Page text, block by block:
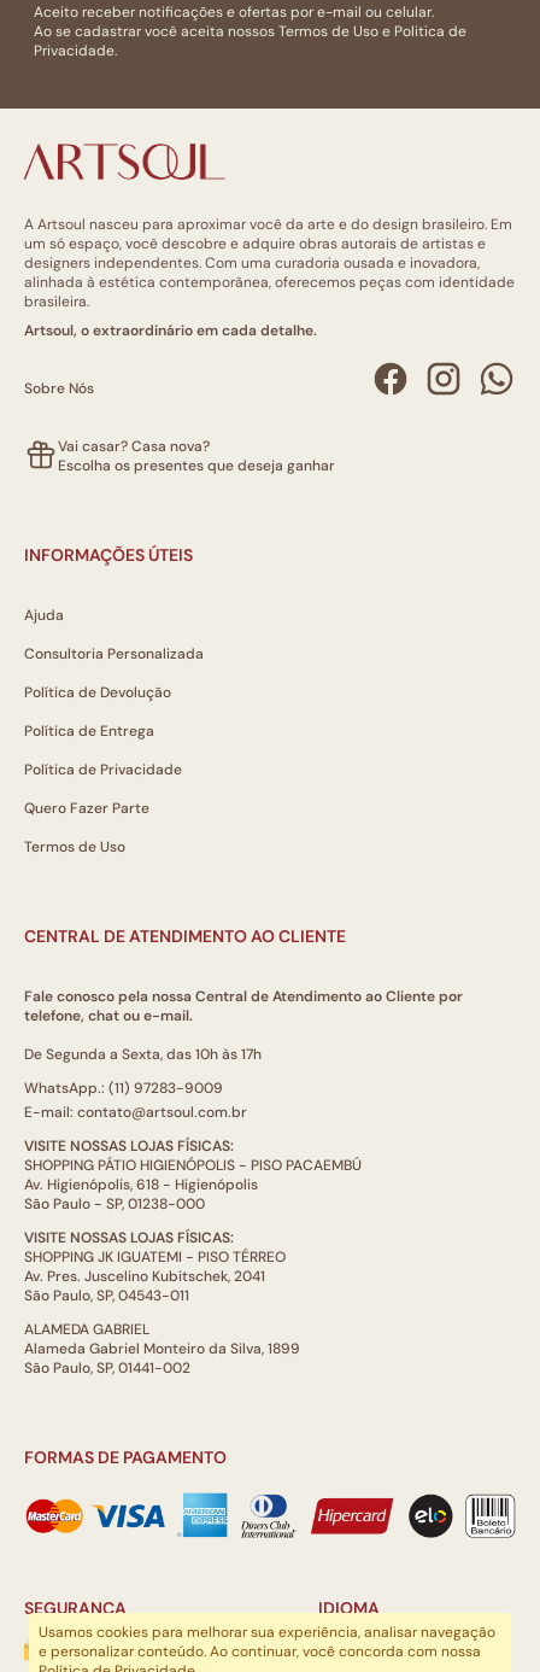
Aceito receber notificações e ofertas por e-mail ou celular.
Ao se cadastrar você aceita nossosTermos de Usoe Politica de
Privacidade.
A Artsoul nasceu para aproximar você da arte e do design brasileiro. Em
um só espaço, você descobre e adquire obras autorais de artistas e
designers independentes. Com uma curadoria ousada e inovadora,
alinhada à estética contemporânea, oferecemos peças com identidade
brasileira.
Artsoul, o extraordinário em cada detalhe.
Sobre Nós
Vai casar? Casa nova?
Escolha os presentes que deseja ganhar
INFORMAÇÕES ÚTEIS
Ajuda
Consultoria Personalizada
Política de Devolução
Política de Entrega
Política de Privacidade
Quero Fazer Parte
Termos de Uso
CENTRAL DE ATENDIMENTO AO CLIENTE
Fale conosco pela nossa Central de Atendimento ao Cliente por
telefone, chat ou e-mail.
De Segunda a Sexta, das 10h às 17h
WhatsApp.: (11) 97283-9009
E-mail: contato@artsoul.com.br
VISITE NOSSAS LOJAS FÍSICAS:
SHOPPING PÁTIO HIGIENÓPOLIS - PISO PACAEMBÚ
Av. Higienópolis, 618 - Higienópolis
São Paulo - SP, 01238-000
VISITE NOSSAS LOJAS FÍSICAS:
SHOPPING JK IGUATEMI - PISO TÉRREO
Av. Pres. Juscelino Kubitschek, 2041
São Paulo, SP, 04543-011
ALAMEDA GABRIEL
Alameda Gabriel Monteiro da Silva, 1899
São Paulo, SP, 01441-002
FORMAS DE PAGAMENTO
SEGURANÇA IDIOMA
Usamos cookies para melhorar sua experiência, analisar navegação
e personalizar conteúdo. Ao continuar, você concorda com nossa